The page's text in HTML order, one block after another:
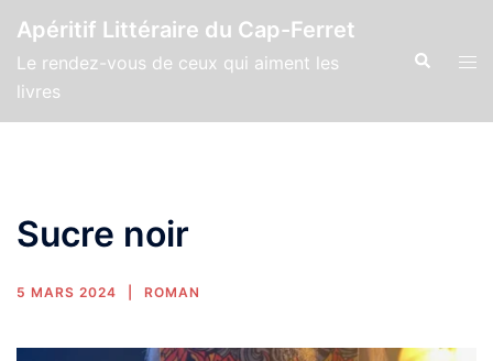
Apéritif Littéraire du Cap-Ferret
Le rendez-vous de ceux qui aiment les
livres
Sucre noir
5 MARS 2024 ROMAN